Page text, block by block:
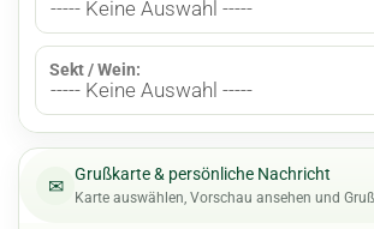
Sekt / Wein:
✉
Grußkarte & persönliche Nachricht
Karte auswählen, Vorschau ansehen und